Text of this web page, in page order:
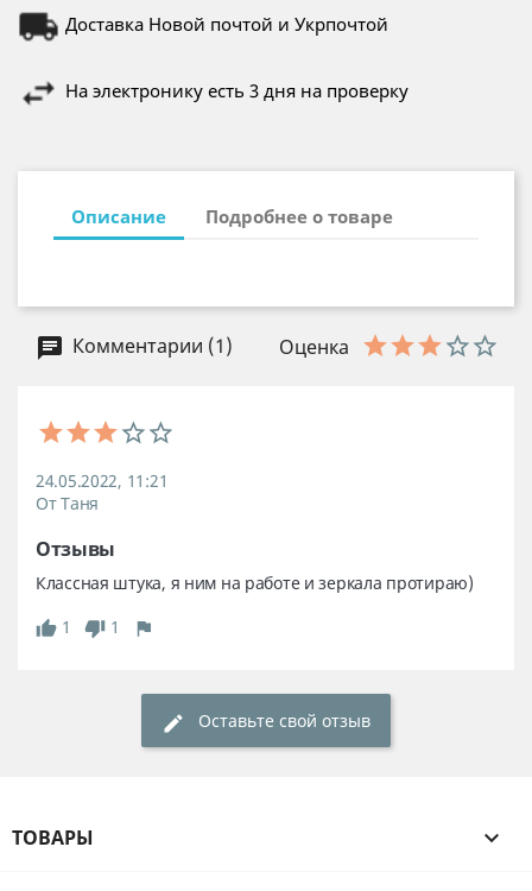
Доставка Новой почтой и Укрпочтой
На электронику есть 3 дня на проверку
Описание Подробнее о товаре
Комментарии (1) Оценка
24.05.2022, 11:21
От Таня
Отзывы
Классная штука, я ним на работе и зеркала протираю)
1
1
Оставьте свой отзыв
ТОВАРЫ 